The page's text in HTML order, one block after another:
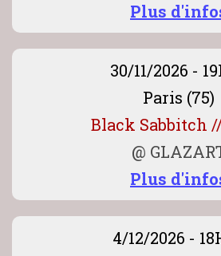
Plus
30/11/2026 -
Paris (75)
Black Sabbitch
@
Plus
4/12/2026 -